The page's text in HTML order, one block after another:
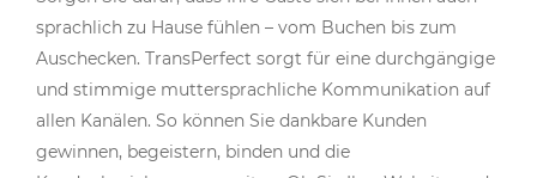
sprachlich zu Hause fühlen – vom Buchen bis zum
Auschecken. TransPerfect sorgt für eine durchgängige
und stimmige muttersprachliche Kommunikation auf
allen Kanälen. So können Sie dankbare Kunden
gewinnen, begeistern, binden und die